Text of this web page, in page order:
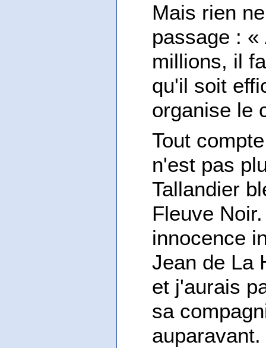
Mais rien
passage :
millions, il
qu'il soit
organise le
Tout
n'est pas
Tallandier
Fleuve
innocence
Jean de La
et j'aurais
sa
auparavant.